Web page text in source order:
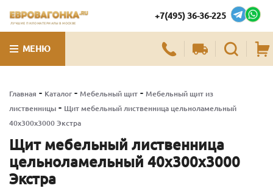
ЛУЧШИЕ ПИЛОМАТЕРИАЛЫ В МОСКВЕ
+7(495) 36-36-225
МЕНЮ
Главная - Каталог - Мебельный щит - Мебельный щит из
лиственницы - Щит мебельный лиственница цельноламельный
40х300х3000 Экстра
Щит мебельный лиственница
цельноламельный 40х300х3000
Экстра